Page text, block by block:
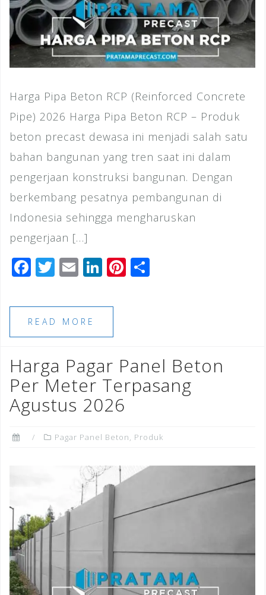
Harga Pipa Beton RCP (Reinforced Concrete
Pipe) 2026 Harga Pipa Beton RCP – Produk
beton precast dewasa ini menjadi salah satu
bahan bangunan yang tren saat ini dalam
pengerjaan konstruksi bangunan. Dengan
berkembang pesatnya pembangunan di
Indonesia sehingga mengharuskan
pengerjaan […]
F
c
e
b
o
o
k
T
tt
e
r
E
ai
l
Li
k
dI
n
Pi
st
READ MORE
Harga Pagar Panel Beton
Per Meter Terpasang
Agustus 2026
Pagar Panel Beton, Produk